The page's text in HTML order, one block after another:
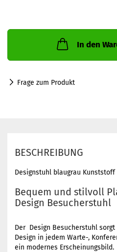
In den
Frage zum Produkt
BESCHREIBUNG
Designstuhl blaugrau Kunststoff
Bequem und stilvoll
Design Besucherstuhl
Der Design Besucherstuhl
Design in jedem Warte-,
ein modernes Erscheinungsbild.